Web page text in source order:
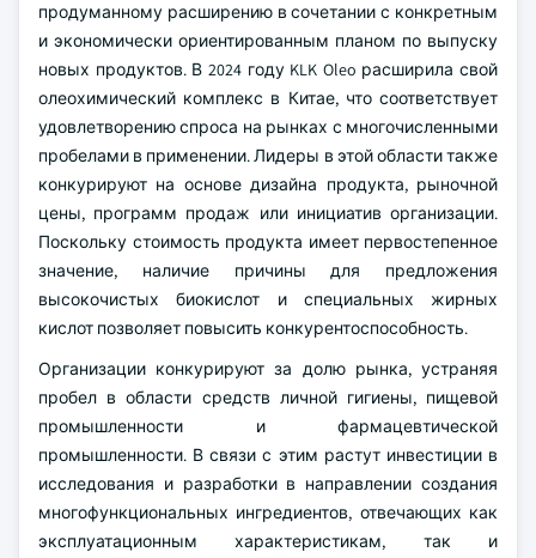
продуманному расширению в сочетании с конкретным
и экономически ориентированным планом по выпуску
новых продуктов. В 2024 году KLK Oleo расширила свой
олеохимический комплекс в Китае, что соответствует
удовлетворению спроса на рынках с многочисленными
пробелами в применении. Лидеры в этой области также
конкурируют на основе дизайна продукта, рыночной
цены, программ продаж или инициатив организации.
Поскольку стоимость продукта имеет первостепенное
значение, наличие причины для предложения
высокочистых биокислот и специальных жирных
кислот позволяет повысить конкурентоспособность.
Организации конкурируют за долю рынка, устраняя
пробел в области средств личной гигиены, пищевой
промышленности и фармацевтической
промышленности. В связи с этим растут инвестиции в
исследования и разработки в направлении создания
многофункциональных ингредиентов, отвечающих как
эксплуатационным характеристикам, так и